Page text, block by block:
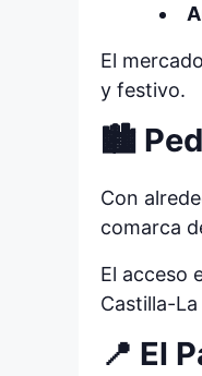
El
y festivo.
🏙️
Con
comarca
El acceso
Castilla-
📍 El